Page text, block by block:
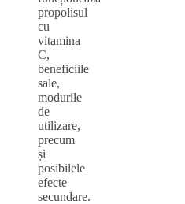
propolisul
cu
vitamina
C,
beneficiile
sale,
modurile
de
utilizare,
precum
și
posibilele
efecte
secundare.